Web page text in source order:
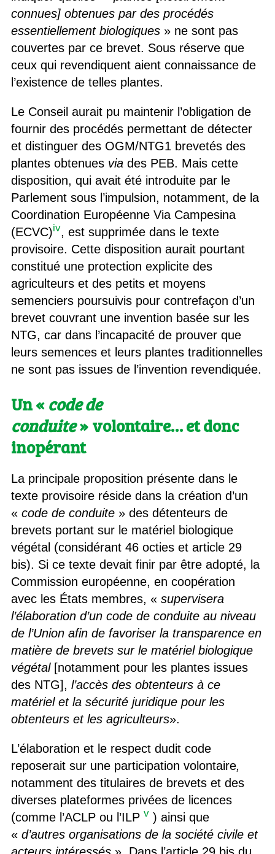
connues] obtenues par des procédés
essentiellement biologiques» ne sont pas
couvertes par ce brevet. Sous réserve que
ceux qui revendiquent aient connaissance de
l’existence de telles plantes.
Le Conseil aurait pu maintenir l’obligation de
fournir des procédés permettant de détecter
et distinguer des OGM/NTG1 brevetés des
plantes obtenues viades PEB. Mais cette
disposition, qui avait été introduite par le
Parlement sous l’impulsion, notamment, de la
Coordination Européenne Via Campesina
(ECVC)iv, est supprimée dans le texte
provisoire. Cette disposition aurait pourtant
constitué une protection explicite des
agriculteurs et des petits et moyens
semenciers poursuivis pour contrefaçon d’un
brevet couvrant une invention basée sur les
NTG, car dans l’incapacité de prouver que
leurs semences et leurs plantes traditionnelles
ne sont pas issues de l’invention revendiquée.
Un «code de
conduite» volontaire… et donc
inopérant
La principale proposition présente dans le
texte provisoire réside dans la création d’un
« code de conduite» des détenteurs de
brevets portant sur le matériel biologique
végétal (considérant 46 octies et article 29
bis). Si ce texte devait finir par être adopté, la
Commission européenne, en coopération
avec les États membres, « supervisera
l’élaboration d’un code de conduite au niveau
de l’Union afin de favoriser la transparence en
matière de brevets sur le matériel biologique
végétal [notamment pour les plantes issues
des NTG], l’accès des obtenteurs à ce
matériel et la sécurité juridique pour les
obtenteurs et les agriculteurs».
L’élaboration et le respect dudit code
reposerait sur une participation volontaire,
notamment des titulaires de brevets et des
diverses plateformes privées de licences
(comme l’ACLP ou l’ILP v ) ainsi que
« d’autres organisations de la société civile et